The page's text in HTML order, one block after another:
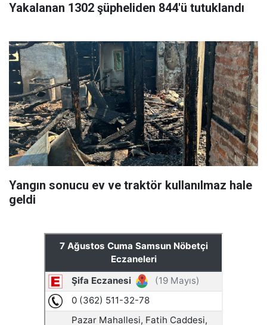
Yakalanan 1302 şüpheliden 844'ü tutuklandı
Yangın sonucu ev ve traktör kullanılmaz hale
geldi